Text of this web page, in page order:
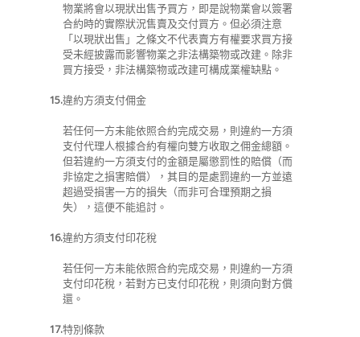
物業將會以現狀出售予買方，即是說物業會以簽署
合約時的實際狀況售賣及交付買方。但必須注意
「以現狀出售」之條文不代表賣方有權要求買方接
受未經披露而影響物業之非法構築物或改建。除非
買方接受，非法構築物或改建可構成業權缺點。
15.違約方須支付佣金
若任何一方未能依照合約完成交易，則違約一方須
支付代理人根據合約有權向雙方收取之佣金總額。
但若違約一方須支付的金額是屬懲罰性的賠償（而
非協定之損害賠償），其目的是處罰違約一方並遠
超過受損害一方的損失（而非可合理預期之損
失），這便不能追討。
16.違約方須支付印花稅
若任何一方未能依照合約完成交易，則違約一方須
支付印花稅，若對方已支付印花稅，則須向對方償
還。
17.特別條款